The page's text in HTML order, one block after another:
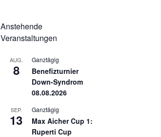
Anstehende
Veranstaltungen
AUG.
8
Ganztägig
Benefizturnier
Down-Syndrom
08.08.2026
SEP.
13
Ganztägig
Max Aicher Cup 1:
Ruperti Cup